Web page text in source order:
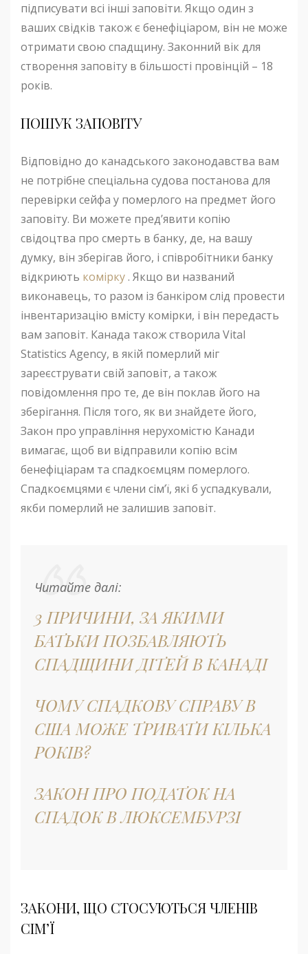
підписувати всі інші заповіти. Якщо один з
ваших свідків також є бенефіціаром, він не може
отримати свою спадщину. Законний вік для
створення заповіту в більшості провінцій – 18
років.
ПОШУК ЗАПОВІТУ
Відповідно до канадського законодавства вам
не потрібне спеціальна судова постанова для
перевірки сейфа у померлого на предмет його
заповіту. Ви можете пред’явити копію
свідоцтва про смерть в банку, де, на вашу
думку, він зберігав його, і співробітники банку
відкриють комірку. Якщо ви названий
виконавець, то разом із банкіром слід провести
інвентаризацію вмісту комірки, і він передасть
вам заповіт. Канада також створила Vital
Statistics Agency, в якій померлий міг
зареєструвати свій заповіт, а також
повідомлення про те, де він поклав його на
зберігання. Після того, як ви знайдете його,
Закон про управління нерухомістю Канади
вимагає, щоб ви відправили копію всім
бенефіціарам та спадкоємцям померлого.
Спадкоємцями є члени сім’ї, які б успадкували,
якби померлий не залишив заповіт.
Читайте далі:
3 ПРИЧИНИ, ЗА ЯКИМИ
БАТЬКИ ПОЗБАВЛЯЮТЬ
СПАДЩИНИ ДІТЕЙ В КАНАДІ
ЧОМУ СПАДКОВУ СПРАВУ В
США МОЖЕ ТРИВАТИ КІЛЬКА
РОКІВ?
ЗАКОН ПРО ПОДАТОК НА
СПАДОК В ЛЮКСЕМБУРЗІ
ЗАКОНИ, ЩО СТОСУЮТЬСЯ ЧЛЕНІВ
СІМ’Ї